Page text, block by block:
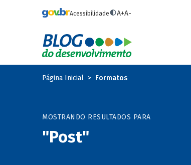
Acessibilidade A+A-
Página Inicial Formatos
MOSTRANDO RESULTADOS PARA
"Post"